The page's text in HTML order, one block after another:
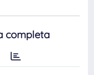
completa